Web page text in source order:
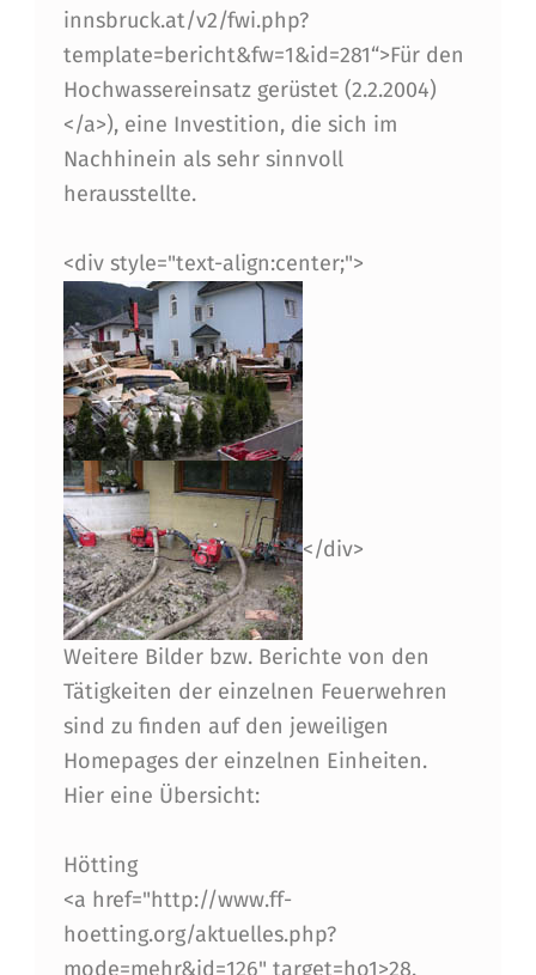
innsbruck.at/v2/fwi.php?
template=bericht&fw=1&id=281“>Für den
Hochwassereinsatz gerüstet (2.2.2004)
</a>), eine Investition, die sich im
Nachhinein als sehr sinnvoll
herausstellte.
<div style="text-align:center;">
</div>
Weitere Bilder bzw. Berichte von den
Tätigkeiten der einzelnen Feuerwehren
sind zu finden auf den jeweiligen
Homepages der einzelnen Einheiten.
Hier eine Übersicht:
Hötting
<a href="http://www.ff-
hoetting.org/aktuelles.php?
mode=mehr&id=126" target=ho1>28.